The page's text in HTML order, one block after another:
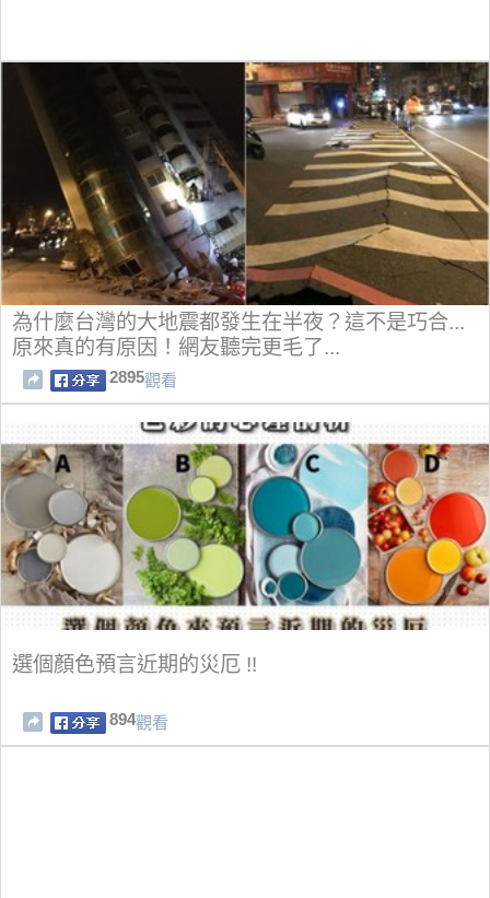
為什麼台灣的大地震都發生在半夜？這不是巧合...
原來真的有原因！網友聽完更毛了...
2895觀看
選個顏色預言近期的災厄 !!
894觀看